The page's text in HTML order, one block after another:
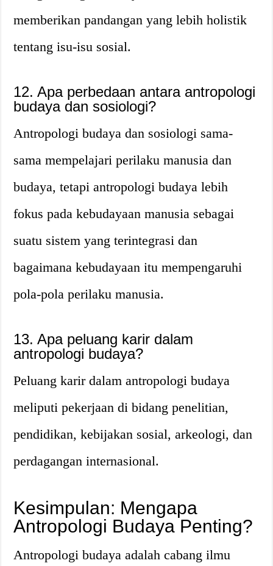
memberikan pandangan yang lebih holistik
tentang isu-isu sosial.
12. Apa perbedaan antara antropologi
budaya dan sosiologi?
Antropologi budaya dan sosiologi sama-
sama mempelajari perilaku manusia dan
budaya, tetapi antropologi budaya lebih
fokus pada kebudayaan manusia sebagai
suatu sistem yang terintegrasi dan
bagaimana kebudayaan itu mempengaruhi
pola-pola perilaku manusia.
13. Apa peluang karir dalam
antropologi budaya?
Peluang karir dalam antropologi budaya
meliputi pekerjaan di bidang penelitian,
pendidikan, kebijakan sosial, arkeologi, dan
perdagangan internasional.
Kesimpulan: Mengapa
Antropologi Budaya Penting?
Antropologi budaya adalah cabang ilmu